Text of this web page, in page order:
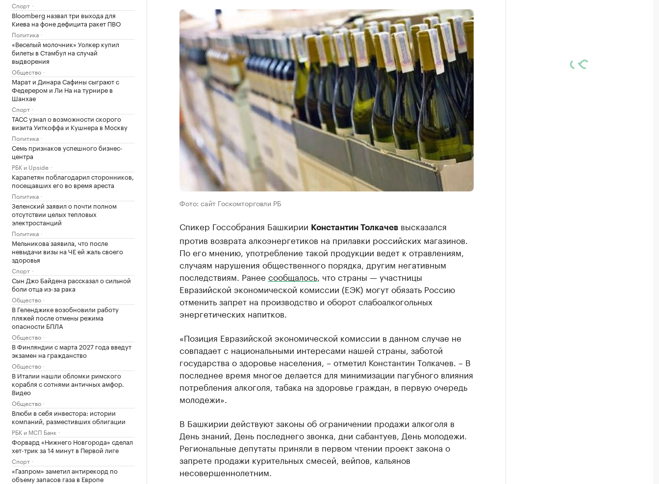
Спорт
Bloomberg назвал три выхода для
Киева на фоне дефицита ракет ПВО
Политика
«Веселый молочник» Уолкер купил
билеты в Стамбул на случай
выдворения
Общество
Марат и Динара Сафины сыграют с
Федерером и Ли На на турнире в
Шанхае
Спорт
ТАСС узнал о возможности скорого
визита Уиткоффа и Кушнера в Москву
Политика
Семь признаков успешного бизнес-
центра
РБК и Upside
Карапетян поблагодарил сторонников,
посещавших его во время ареста
Политика
Зеленский заявил о почти полном
отсутствии целых тепловых
электростанций
Политика
Мельникова заявила, что после
невыдачи визы на ЧЕ ей жаль своего
здоровья
Спорт
Сын Джо Байдена рассказал о сильной
боли отца из-за рака
Общество
В Геленджике возобновили работу
пляжей после отмены режима
опасности БПЛА
Общество
В Финляндии с марта 2027 года введут
экзамен на гражданство
Общество
В Италии нашли обломки римского
корабля с сотнями античных амфор.
Видео
Общество
Влюби в себя инвестора: истории
компаний, разместивших облигации
РБК и МСП Банк
Форвард «Нижнего Новгорода» сделал
хет-трик за 14 минут в Первой лиге
Спорт
«Газпром» заметил антирекорд по
объему запасов газа в Европе
Фото: сайт Госкомторговли РБ
Спикер Госсобрания Башкирии Константин Толкачеввысказался
против возврата алкоэнергетиков на прилавки российских магазинов.
По его мнению, употребление такой продукции ведет к отравлениям,
случаям нарушения общественного порядка, другим негативным
последствиям. Ранее сообщалось, что страны — участницы
Евразийской экономической комиссии (ЕЭК) могут обязать Россию
отменить запрет на производство и оборот слабоалкогольных
энергетических напитков.
«Позиция Евразийской экономической комиссии в данном случае не
совпадает с национальными интересами нашей страны, заботой
государства о здоровье населения, – отметил Константин Толкачев. – В
последнее время многое делается для минимизации пагубного влияния
потребления алкоголя, табака на здоровье граждан, в первую очередь
молодежи».
В Башкирии действуют законы об ограничении продажи алкоголя в
День знаний, День последнего звонка, дни сабантуев, День молодежи.
Региональные депутаты приняли в первом чтении проект закона о
запрете продажи курительных смесей, вейпов, кальянов
несовершеннолетним.